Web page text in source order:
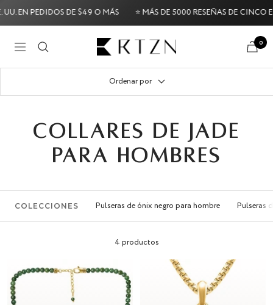
EN PEDIDOS DE $49 O MÁS ⭐ MÁS DE 5000 RESEÑAS DE CINCO
Navigación RTZN 0
Try it Risk-Free: 60-Day Money-Back Guarantee
Ordenar por
COLLARES DE JADE
PARA HOMBRES
COLECCIONES Pulseras de ónix negro para hombre Pulseras
4 productos